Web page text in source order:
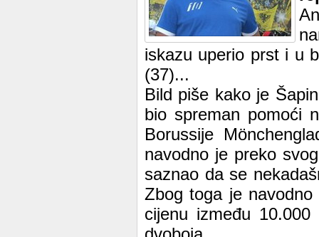
iskazu uperio prst i u
(37)...
Bild piše kako je
bio spreman pomoći
Borussije
navodno je preko
saznao da se
Zbog toga je
cijenu između